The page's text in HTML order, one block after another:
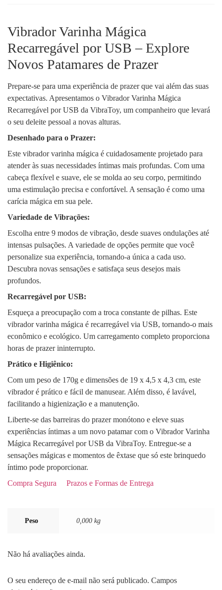
Vibrador Varinha Mágica
Recarregável por USB – Explore
Novos Patamares de Prazer
Prepare-se para uma experiência de prazer que vai além das suas
expectativas. Apresentamos o Vibrador Varinha Mágica
Recarregável por USB da VibraToy, um companheiro que levará
o seu deleite pessoal a novas alturas.
Desenhado para o Prazer:
Este vibrador varinha mágica é cuidadosamente projetado para
atender às suas necessidades íntimas mais profundas. Com uma
cabeça flexível e suave, ele se molda ao seu corpo, permitindo
uma estimulação precisa e confortável. A sensação é como uma
carícia mágica em sua pele.
Variedade de Vibrações:
Escolha entre 9 modos de vibração, desde suaves ondulações até
intensas pulsações. A variedade de opções permite que você
personalize sua experiência, tornando-a única a cada uso.
Descubra novas sensações e satisfaça seus desejos mais
profundos.
Recarregável por USB:
Esqueça a preocupação com a troca constante de pilhas. Este
vibrador varinha mágica é recarregável via USB, tornando-o mais
econômico e ecológico. Um carregamento completo proporciona
horas de prazer ininterrupto.
Prático e Higiênico:
Com um peso de 170g e dimensões de 19 x 4,5 x 4,3 cm, este
vibrador é prático e fácil de manusear. Além disso, é lavável,
facilitando a higienização e a manutenção.
Liberte-se das barreiras do prazer monótono e eleve suas
experiências íntimas a um novo patamar com o Vibrador Varinha
Mágica Recarregável por USB da VibraToy. Entregue-se a
sensações mágicas e momentos de êxtase que só este brinquedo
íntimo pode proporcionar.
Compra Segura
Prazos e Formas de Entrega
Peso 0,000 kg
Não há avaliações ainda.
O seu endereço de e-mail não será publicado. Campos